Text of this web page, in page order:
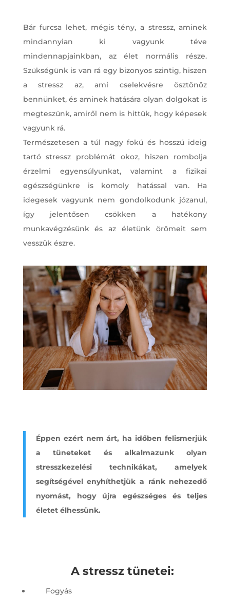
Bár furcsa lehet, mégis tény, a stressz, aminek
mindannyian ki vagyunk téve
mindennapjainkban, az élet normális része.
Szükségünk is van rá egy bizonyos szintig, hiszen
a stressz az, ami cselekvésre ösztönöz
bennünket, és aminek hatására olyan dolgokat is
megteszünk, amiről nem is hittük, hogy képesek
vagyunk rá.
Természetesen a túl nagy fokú és hosszú ideig
tartó stressz problémát okoz, hiszen rombolja
érzelmi egyensúlyunkat, valamint a fizikai
egészségünkre is komoly hatással van. Ha
idegesek vagyunk nem gondolkodunk józanul,
így jelentősen csökken a hatékony
munkavégzésünk és az életünk örömeit sem
vesszük észre.
Éppen ezért nem árt, ha időben felismerjük
a tüneteket és alkalmazunk olyan
stresszkezelési technikákat, amelyek
segítségével enyhíthetjük a ránk nehezedő
nyomást, hogy újra egészséges és teljes
életet élhessünk.
A stressz tünetei:
Fogyás